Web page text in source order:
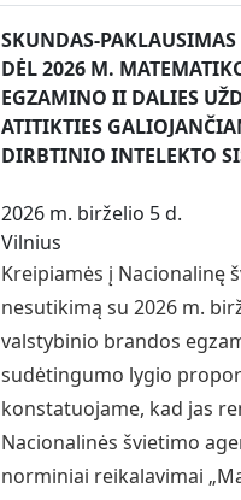
SKUNDAS-PAKLAUSIMAS
DĖL 2026 M.
EGZAMINO II DALIES
ATITIKTIES
DIRBTINIO INTELEKTO
2026 m. birželio 5 d.
Vilnius
Kreipiamės į Nacionalinę
nesutikimą su 2026 m.
valstybinio brandos
sudėtingumo lygio
konstatuojame, kad jas
Nacionalinės švietimo
norminiai reikalavimai